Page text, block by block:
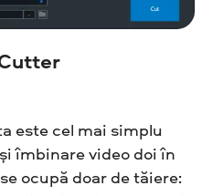
este cel mai simplu
îmbinare video doi în
ocupă doar de tăiere: